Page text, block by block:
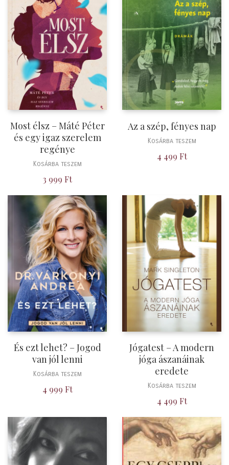
Most élsz – Máté Péter
és egy igaz szerelem
regénye
Kosárba teszem
3 999 Ft
Az a szép, fényes nap
Kosárba teszem
4 499 Ft
És ezt lehet? – Jogod
van jól lenni
Kosárba teszem
4 999 Ft
Jógatest – A modern
jóga ászanáinak
eredete
Kosárba teszem
4 499 Ft